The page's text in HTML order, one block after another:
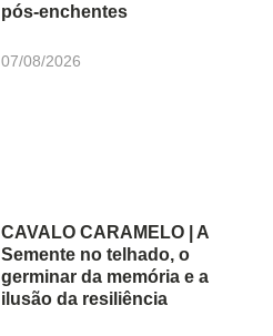
pós-enchentes
07/08/2026
CAVALO CARAMELO | A
Semente no telhado, o
germinar da memória e a
ilusão da resiliência